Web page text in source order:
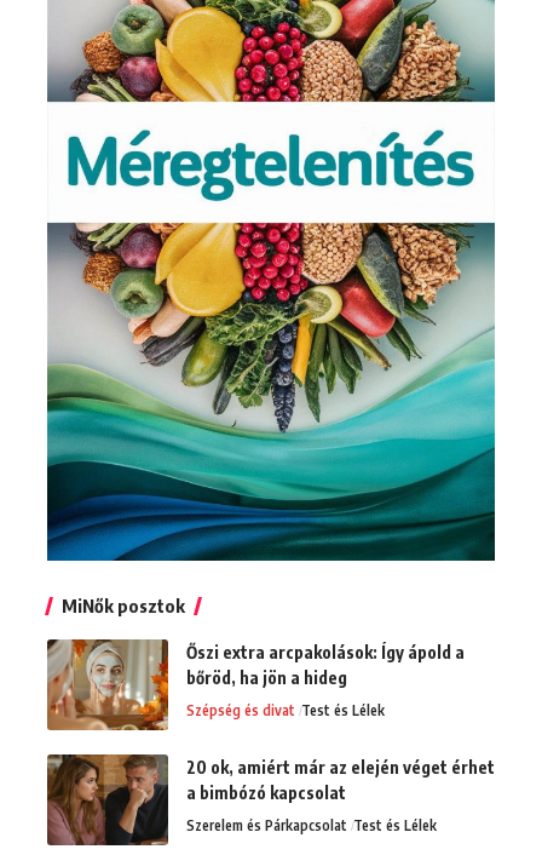
MiNők posztok
Őszi extra arcpakolások: Így ápold a
bőröd, ha jön a hideg
Szépség és divat Test és Lélek
20 ok, amiért már az elején véget érhet
a bimbózó kapcsolat
Szerelem és Párkapcsolat Test és Lélek